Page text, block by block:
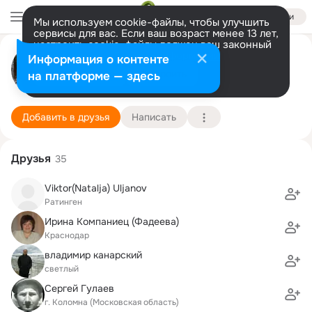
Войти
Мы используем cookie-файлы, чтобы улучшить
сервисы для вас. Если ваш возраст менее 13 лет,
настроить cookie-файлы должен ваш законный
представитель. Больше информации
Разрешить все Настроить
сергей рычков
Ратинген 24 сентября Подробнее
Добавить в друзья Написать
Друзья 35
Viktor(Natalja) Uljanov
Ратинген
Ирина Компаниец (Фадеева)
Краснодар
владимир канарский
светлый
Сергей Гулаев
г. Коломна (Московская область)
Информация о контенте
на платформе — здесь